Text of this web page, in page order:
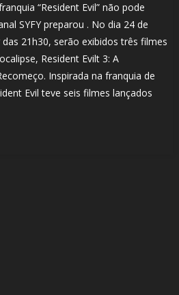
“Resident Evil” não pode
SYFY preparou . No dia 24 de
21h30, serão exibidos três filmes
Resident Evilt 3: A
Inspirada na franquia de
Evil teve seis filmes lançados